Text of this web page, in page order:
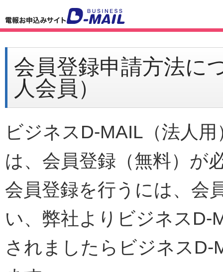
会員登録申請方法に
人会員）
ビジネスD-MAIL（法人
は、会員登録（無料）が
会員登録を行うには、会
い、弊社よりビジネスD-
されましたらビジネスD-